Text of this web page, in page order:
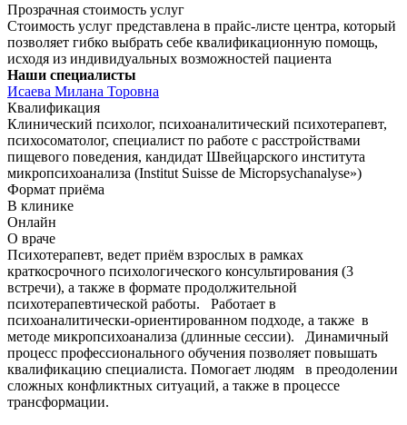
Прозрачная стоимость услуг
Стоимость услуг представлена в прайс-листе центра, который
позволяет гибко выбрать себе квалификационную помощь,
исходя из индивидуальных возможностей пациента
Наши специалисты
Исаева Милана Торовна
Квалификация
Клинический психолог, психоаналитический психотерапевт,
психосоматолог, специалист по работе с расстройствами
пищевого поведения, кандидат Швейцарского института
микропсихоанализа (Institut Suisse de Micropsychanalyse»)
Формат приёма
В клинике
Онлайн
О враче
Психотерапевт, ведет приём взрослых в рамках
краткосрочного психологического консультирования (3
встречи), а также в формате продолжительной
психотерапевтической работы. Работает в
психоаналитически-ориентированном подходе, а также в
методе микропсихоанализа (длинные сессии). Динамичный
процесс профессионального обучения позволяет повышать
квалификацию специалиста. Помогает людям в преодолении
сложных конфликтных ситуаций, а также в процессе
трансформации.